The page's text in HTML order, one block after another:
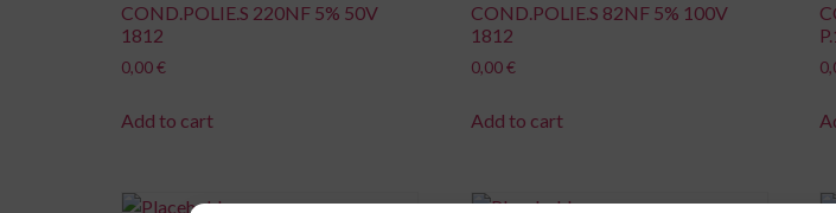
COND.POLIE.S 220NF 5% 50V
1812
0,00€
Add to cart
COND.POLIE.S 82NF 5% 100V
1812
0,00€
Add to cart